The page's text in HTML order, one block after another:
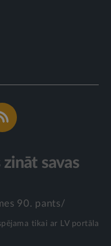
savas
90. pants/
tikai ar LV portāla